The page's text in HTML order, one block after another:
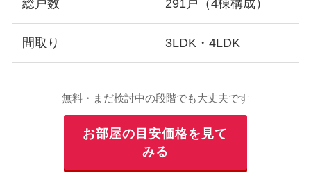
総戸数 291戸（4棟構成）
間取り 3LDK・4LDK
無料・まだ検討中の段階でも大丈夫です
お部屋の目安価格を見て
みる